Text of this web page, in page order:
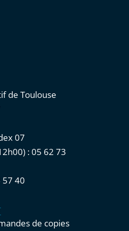
de Toulouse
07
: 05 62 73
57 40
de copies